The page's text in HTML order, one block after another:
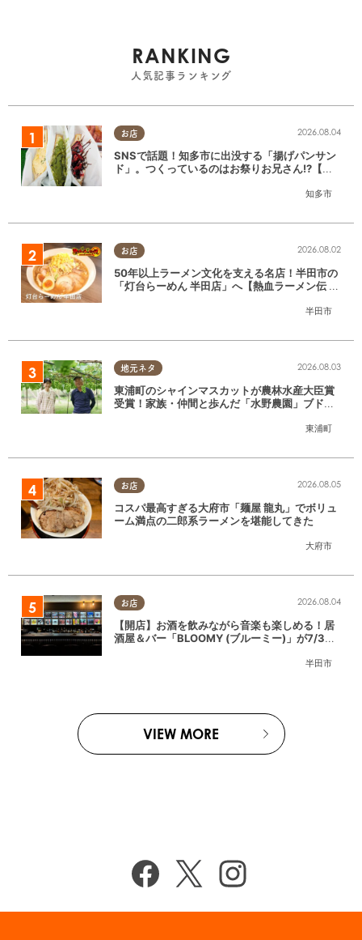
RANKING
人気記事ランキング
お店
知多市
2026.08.04
SNSで話題！知多市に出没する「揚げパンサン
ド」。つくっているのはお祭りお兄さん!?【ち
お店
半田市
2026.08.02
50年以上ラーメン文化を支える名店！半田市の
「灯台らーめん 半田店」へ【熱血ラーメン伝 8
地元ネタ
東浦町
2026.08.03
東浦町のシャインマスカットが農林水産大臣賞
受賞！家族・仲間と歩んだ「水野農園」ブドウ
お店
大府市
2026.08.05
コスパ最高すぎる大府市「麺屋 龍丸」でボリュ
ーム満点の二郎系ラーメンを堪能してきた
お店
半田市
2026.08.04
【開店】お酒を飲みながら音楽も楽しめる！居
酒屋＆バー「BLOOMY (ブルーミー)」が7/3
VIEW MORE